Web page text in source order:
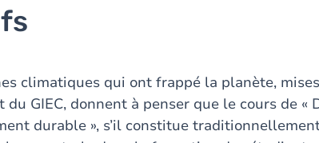
climatiques qui ont frappé la planète,
GIEC, donnent à penser que le cours de «
durable », s’il constitue